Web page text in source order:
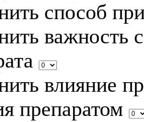
способ
важность
влияние
препаратом